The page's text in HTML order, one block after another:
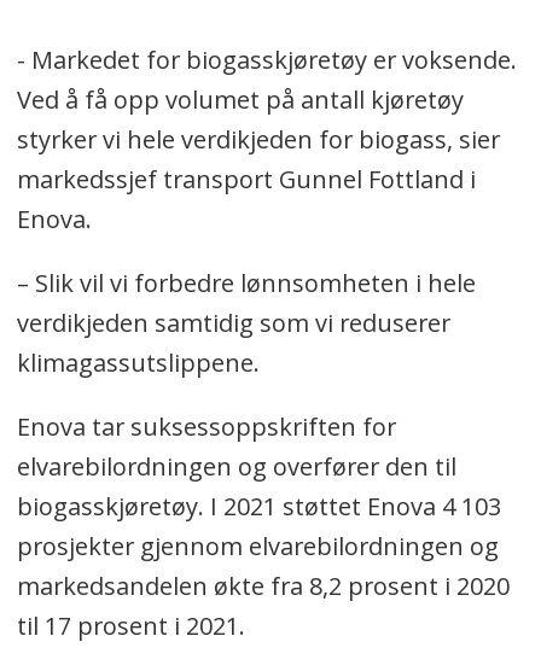
- Markedet for biogasskjøretøy er voksende.
Ved å få opp volumet på antall kjøretøy
styrker vi hele verdikjeden for biogass, sier
markedssjef transport Gunnel Fottland i
Enova.
– Slik vil vi forbedre lønnsomheten i hele
verdikjeden samtidig som vi reduserer
klimagassutslippene.
Enova tar suksessoppskriften for
elvarebilordningen og overfører den til
biogasskjøretøy. I 2021 støttet Enova 4 103
prosjekter gjennom elvarebilordningen og
markedsandelen økte fra 8,2 prosent i 2020
til 17 prosent i 2021.